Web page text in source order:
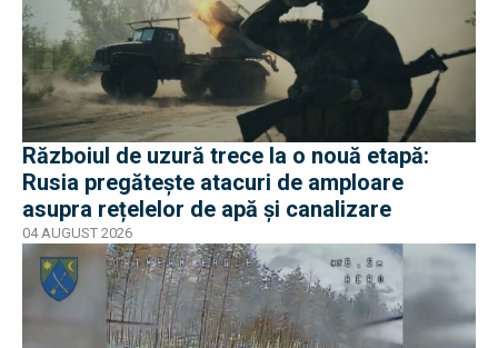
Războiul de uzură trece la o nouă etapă:
Rusia pregătește atacuri de amploare
asupra rețelelor de apă și canalizare
04 AUGUST 2026